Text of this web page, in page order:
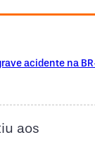
acidente na
aos